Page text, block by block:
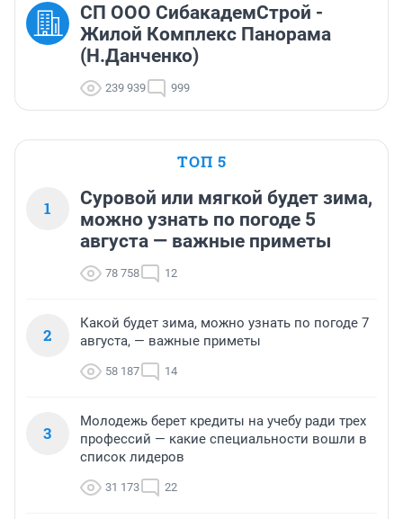
СП ООО СибакадемСтрой -
Жилой Комплекс Панорама
(Н.Данченко)
239 939 999
ТОП 5
1
Суровой или мягкой будет зима,
можно узнать по погоде 5
августа — важные приметы
78 758 12
2
Какой будет зима, можно узнать по погоде 7
августа, — важные приметы
58 187 14
3
Молодежь берет кредиты на учебу ради трех
профессий — какие специальности вошли в
список лидеров
31 173 22